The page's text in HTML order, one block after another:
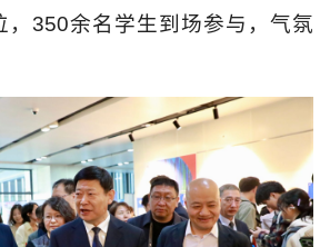
，350余名学生到场参与，气氛